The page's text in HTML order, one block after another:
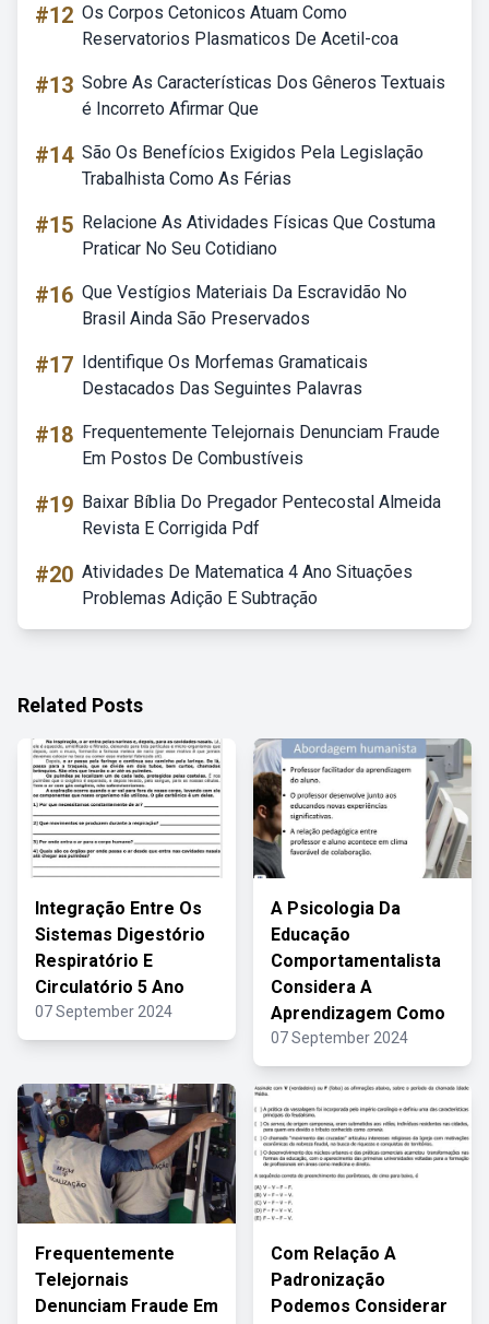
#12 Os Corpos Cetonicos Atuam Como
Reservatorios Plasmaticos De Acetil-coa
#13 Sobre As Características Dos Gêneros Textuais
é Incorreto Afirmar Que
#14 São Os Benefícios Exigidos Pela Legislação
Trabalhista Como As Férias
#15 Relacione As Atividades Físicas Que Costuma
Praticar No Seu Cotidiano
#16 Que Vestígios Materiais Da Escravidão No
Brasil Ainda São Preservados
#17 Identifique Os Morfemas Gramaticais
Destacados Das Seguintes Palavras
#18 Frequentemente Telejornais Denunciam Fraude
Em Postos De Combustíveis
#19 Baixar Bíblia Do Pregador Pentecostal Almeida
Revista E Corrigida Pdf
#20 Atividades De Matematica 4 Ano Situações
Problemas Adição E Subtração
Related Posts
Integração Entre Os
Sistemas Digestório
Respiratório E
Circulatório 5 Ano
07 September 2024
A Psicologia Da
Educação
Comportamentalista
Considera A
Aprendizagem Como
07 September 2024
Frequentemente
Telejornais
Denunciam Fraude Em
Com Relação A
Padronização
Podemos Considerar